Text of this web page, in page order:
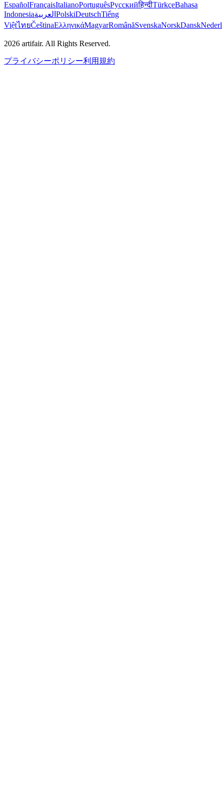
EspañolFrançaisItalianoPortuguêsРусскийहिन्दीTürkçeBahasa
Indonesiaالعربية PolskiDeutschTiếng
ViệtไทยČeštinaΕλληνικάMagyarRomânăSvenskaNorskDansk
2026 artifair. All Rights Reserved.
プライバシーポリシー利用規約